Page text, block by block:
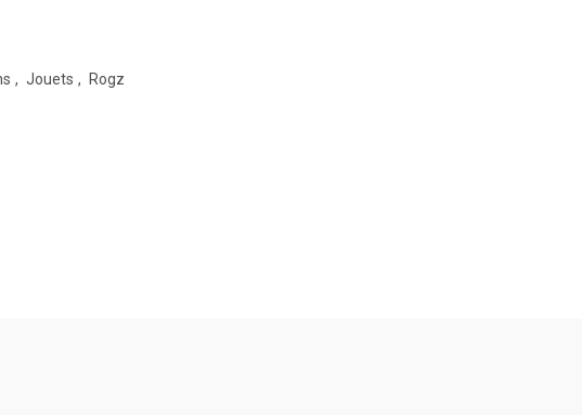
, Jouets , Rogz